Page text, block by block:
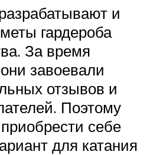
и
гардероба
За время
завоевали
отзывов и
Поэтому
себе
для катания